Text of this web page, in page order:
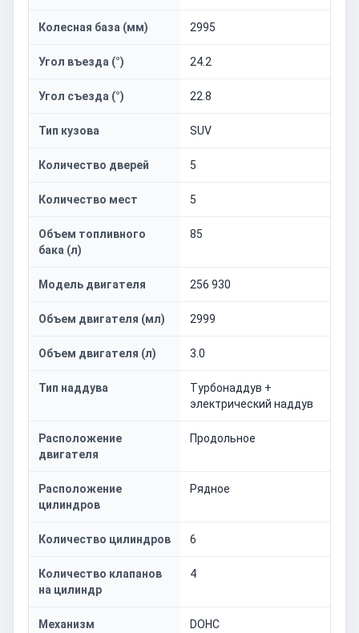
Колесная база (мм) 2995
Угол въезда (°) 24.2
Угол съезда (°) 22.8
Тип кузова SUV
Количество дверей 5
Количество мест 5
Объем топливного
бака (л)
85
Модель двигателя 256 930
Объем двигателя (мл) 2999
Объем двигателя (л) 3.0
Тип наддува
Турбонаддув +
электрический наддув
Расположение
двигателя
Продольное
Расположение
цилиндров
Рядное
Количество цилиндров 6
Количество клапанов
на цилиндр
4
Механизм
DOHC